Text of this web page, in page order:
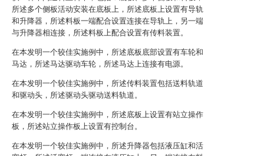
所述多个侧板活动安装在底板上，所述底板上设置有导轨
和升降器，所述料板一端配合设置连接在导轨上，另一端
与升降器相连接，所述料板上配合设置有传料装置。
在本发明一个较佳实施例中，所述底板底部设置有车轮和
马达，所述马达驱动车轮，所述马达上连接有电源。
在本发明一个较佳实施例中，所述传料装置包括送料轨道
和驱动头，所述驱动头驱动送料轨道。
在本发明一个较佳实施例中，所述底板上设置有站立操作
板，所述站立操作板上设置有控制台。
在本发明一个较佳实施例中，所述升降器包括液压缸和活